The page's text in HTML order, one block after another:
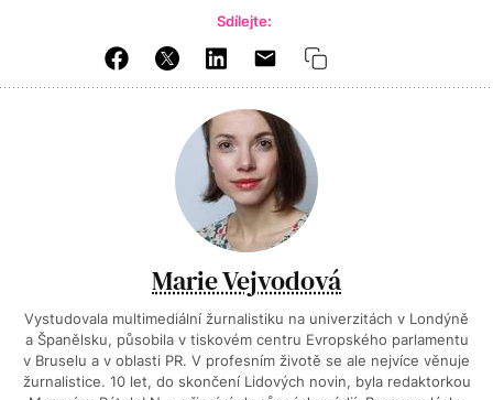
Sdílejte:
Marie Vejvodová
Vystudovala multimediální žurnalistiku na univerzitách v Londýně
a Španělsku, působila v tiskovém centru Evropského parlamentu
v Bruselu a v oblasti PR. V profesním životě se ale nejvíce věnuje
žurnalistice. 10 let, do skončení Lidových novin, byla redaktorkou